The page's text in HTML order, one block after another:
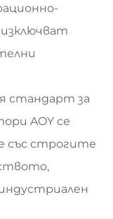
стандарт за
AOY се
със строгите